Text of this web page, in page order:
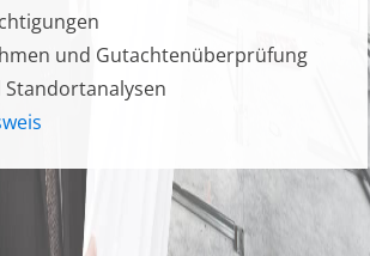
und Gutachtenüberprüfung